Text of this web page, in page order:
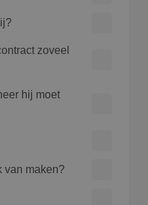
zoveel
hij moet
van maken?